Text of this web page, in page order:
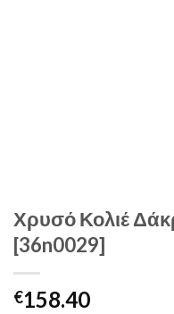
Χρυσό Κολιέ
[36n0029]
€158.40